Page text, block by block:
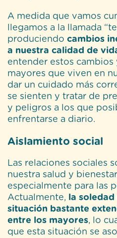
A medida que vamos
llegamos a la llamada
produciendo cambios
a nuestra calidad de
entender estos cambios
mayores que viven en
dar un cuidado más
se sienten y tratar de
y peligros a los que
enfrentarse a diario.
Aislamiento social
Las relaciones sociales
nuestra salud y
especialmente para las
Actualmente, la soledad
situación bastante
entre los mayores, lo
que esta situación se